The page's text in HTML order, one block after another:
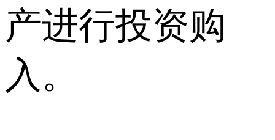
产进行投资购
入。